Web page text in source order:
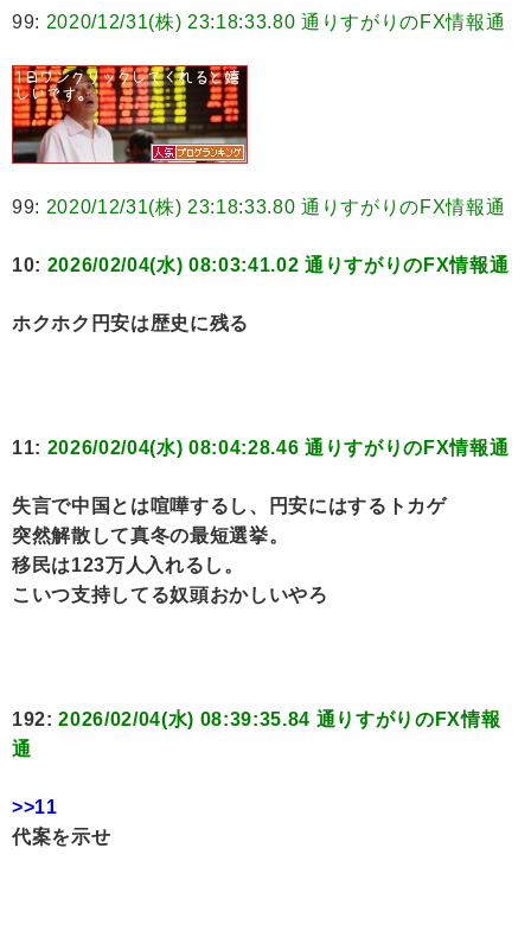
99: 2020/12/31(株) 23:18:33.80 通りすがりのFX情報通
99: 2020/12/31(株) 23:18:33.80 通りすがりのFX情報通
10: 2026/02/04(水) 08:03:41.02 通りすがりのFX情報通
ホクホク円安は歴史に残る
11: 2026/02/04(水) 08:04:28.46 通りすがりのFX情報通
失言で中国とは喧嘩するし、円安にはするトカゲ
突然解散して真冬の最短選挙。
移民は123万人入れるし。
こいつ支持してる奴頭おかしいやろ
192:2026/02/04(水) 08:39:35.84 通りすがりのFX情報
通
>>11
代案を示せ